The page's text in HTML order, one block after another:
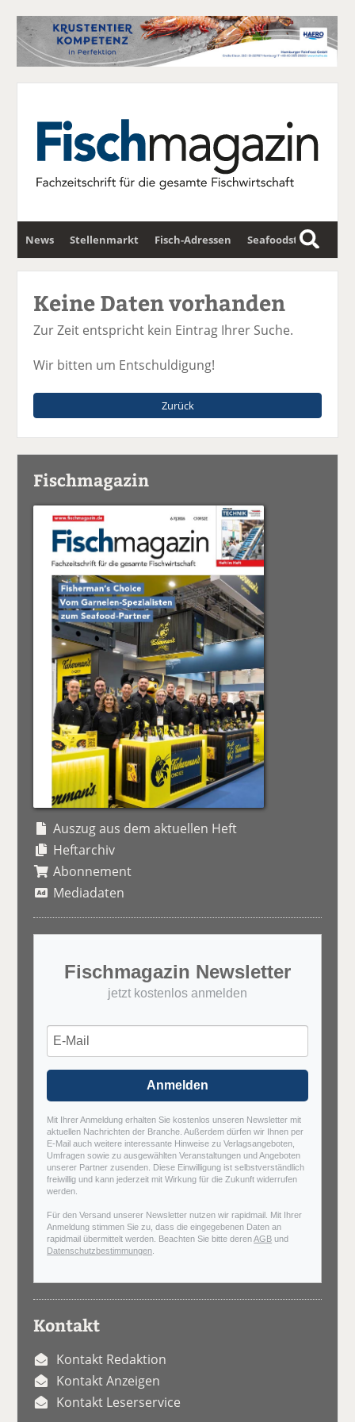
News Stellenmarkt Fisch-Adressen Seafoodstar
Fischwirtschafts-Gipfel Newsletter
S
u
Keine Daten vorhanden
Zur Zeit entspricht kein Eintrag Ihrer Suche.
Wir bitten um Entschuldigung!
Zurück
Fischmagazin
Auszug aus dem aktuellen Heft
Heftarchiv
Abonnement
Mediadaten
Fischmagazin Newsletter
jetzt kostenlos anmelden
Anmelden
Mit Ihrer Anmeldung erhalten Sie kostenlos unseren Newsletter mit
aktuellen Nachrichten der Branche. Außerdem dürfen wir Ihnen per
E-Mail auch weitere interessante Hinweise zu Verlagsangeboten,
Umfragen sowie zu ausgewählten Veranstaltungen und Angeboten
unserer Partner zusenden. Diese Einwilligung ist selbstverständlich
freiwillig und kann jederzeit mit Wirkung für die Zukunft widerrufen
werden.
Für den Versand unserer Newsletter nutzen wir rapidmail. Mit Ihrer
Anmeldung stimmen Sie zu, dass die eingegebenen Daten an
rapidmail übermittelt werden. Beachten Sie bitte derenAGB und
Datenschutzbestimmungen
Kontakt
Kontakt Redaktion
Kontakt Anzeigen
Kontakt Leserservice